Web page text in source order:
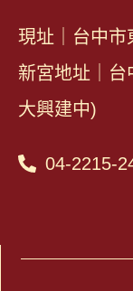
現址｜台中市
新宮地址｜
大興建中)
04-2215-